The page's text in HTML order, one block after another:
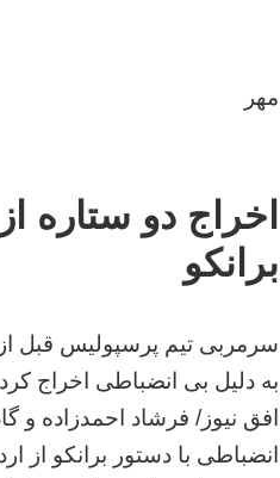
مهر
اخراج دو ستاره
برانکو
سرمربی تیم پرسپولیس قبل از
به دلیل بی انضباطی اخراج
افق نیوز/ فرشاد احمدزاده و
انضباطی با دستور برانکو از